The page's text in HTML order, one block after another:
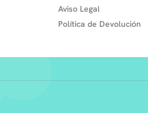
Aviso Legal
Política de Devolución